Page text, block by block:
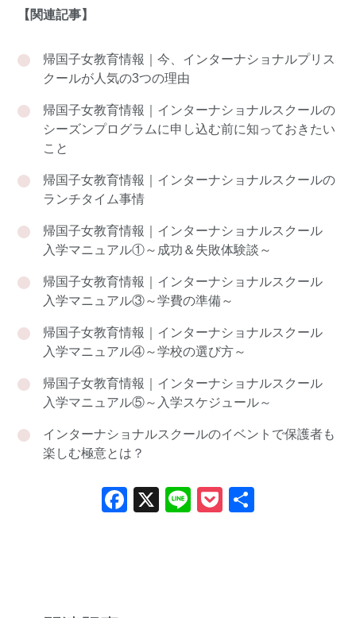
【関連記事】
帰国子女教育情報｜今、インターナショナルプリス
クールが人気の3つの理由
帰国子女教育情報｜インターナショナルスクールの
シーズンプログラムに申し込む前に知っておきたい
こと
帰国子女教育情報｜インターナショナルスクールの
ランチタイム事情
帰国子女教育情報｜インターナショナルスクール
入学マニュアル①～成功＆失敗体験談～
帰国子女教育情報｜インターナショナルスクール
入学マニュアル③～学費の準備～
帰国子女教育情報｜インターナショナルスクール
入学マニュアル④～学校の選び方～
帰国子女教育情報｜インターナショナルスクール
入学マニュアル⑤～入学スケジュール～
インターナショナルスクールのイベントで保護者も
楽しむ極意とは？
Facebook
X LinePocket